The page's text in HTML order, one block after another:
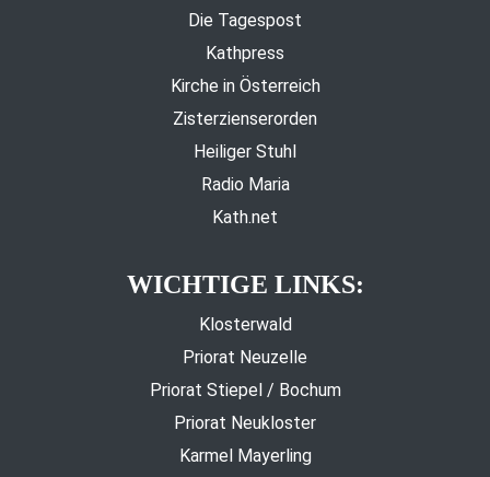
Die Tagespost
Kathpress
Kirche in Österreich
Zisterzienserorden
Heiliger Stuhl
Radio Maria
Kath.net
WICHTIGE LINKS:
Klosterwald
Priorat Neuzelle
Priorat Stiepel / Bochum
Priorat Neukloster
Karmel Mayerling